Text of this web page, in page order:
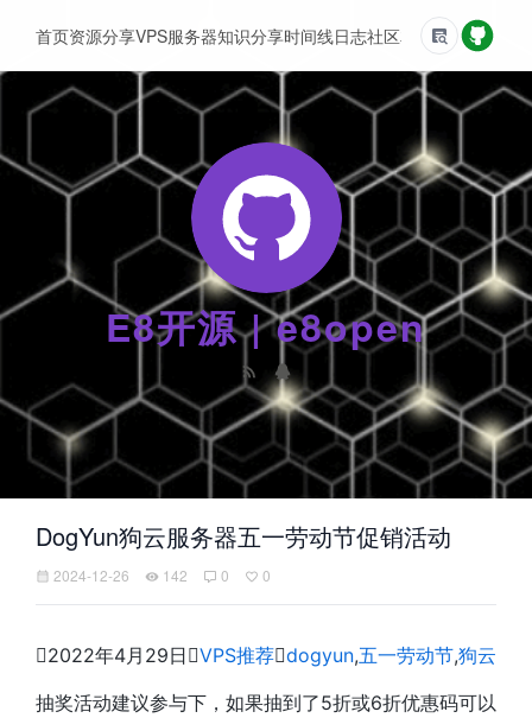
E8开源 | e8open
首页资源分享VPS服务器知识分享时间线日志社区友情链接
DogYun狗云服务器五一劳动节促销活动
2024-12-26 142 0 0
2022年4月29日VPS推荐dogyun,五一劳动节,狗云
抽奖活动建议参与下，如果抽到了5折或6折优惠码可以